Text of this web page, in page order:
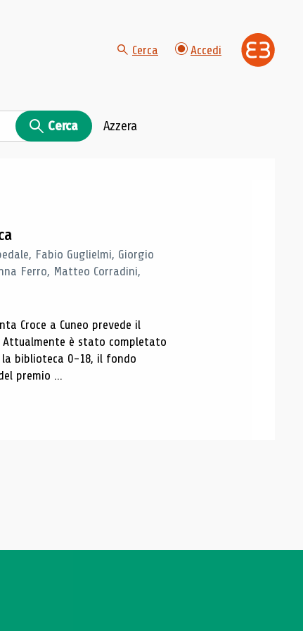
Cerca Accedi
Cerca Azzera
Fabio Guglielmi, Giorgio
Ferro, Matteo Corradini,
Croce a Cuneo prevede il
Attualmente è stato completato
biblioteca 0-18, il fondo
premio ...